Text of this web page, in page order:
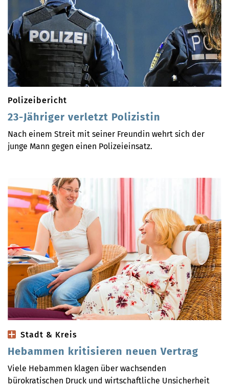
Polizeibericht
23-Jähriger verletzt Polizistin
Nach einem Streit mit seiner Freundin wehrt sich der
junge Mann gegen einen Polizeieinsatz.
Stadt & Kreis
Hebammen kritisieren neuen Vertrag
Viele Hebammen klagen über wachsenden
bürokratischen Druck und wirtschaftliche Unsicherheit